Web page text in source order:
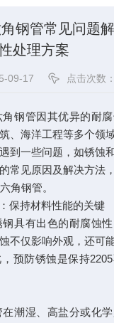
钢管常见问题
处理方案
09-17 点击次数
管因其优异的耐腐
、海洋工程等多个领
到一些问题，如锈蚀
常见原因及解决方法
角钢管。
持材料性能的关键
有出色的耐腐蚀性
不仅影响外观，还可
预防锈蚀是保持
湿、高盐分或化学